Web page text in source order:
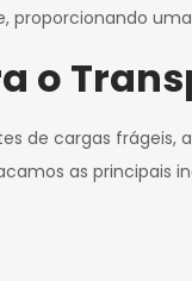
o
de cargas
as